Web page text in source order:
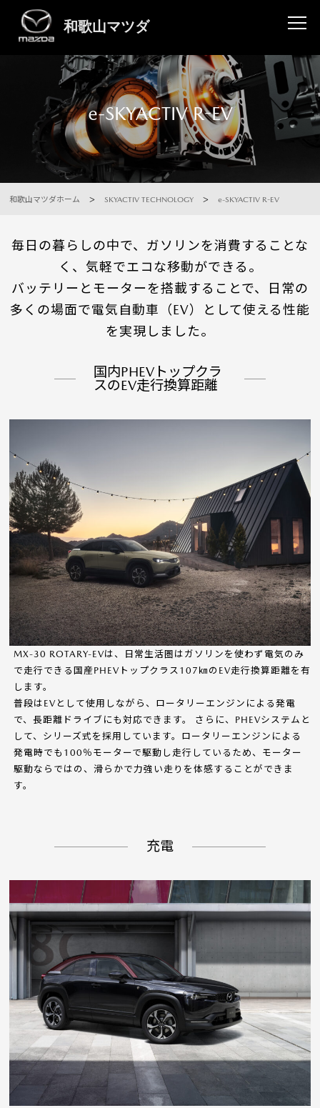
e-SKYACTIV R-EV
和歌山マツダホーム SKYACTIV TECHNOLOGY e-SKYACTIV R-EV
毎日の暮らしの中で、ガソリンを消費することな
く、気軽でエコな移動ができる。
バッテリーとモーターを搭載することで、日常の
多くの場面で電気自動車（EV）として使える性能
を実現しました。
国内PHEVトップクラ
スのEV走行換算距離
MX-30 ROTARY-EVは、日常生活圏はガソリンを使わず電気のみ
で走行できる国産PHEVトップクラス107㎞のEV走行換算距離を有
します。
普段はEVとして使用しながら、ロータリーエンジンによる発電
で、長距離ドライブにも対応できます。 さらに、PHEVシステムと
して、シリーズ式を採用しています。ロータリーエンジンによる
発電時でも100％モーターで駆動し走行しているため、モーター
駆動ならではの、滑らかで力強い走りを体感することができま
す。
充電